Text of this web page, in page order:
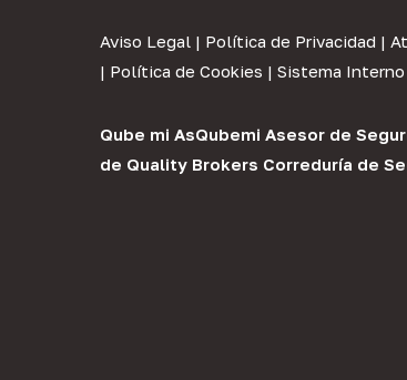
Aviso Legal | Política de Privacidad |
| Política de Cookies | Sistema
Qube mi AsQubemi Asesor de
de Quality Brokers Correduría de